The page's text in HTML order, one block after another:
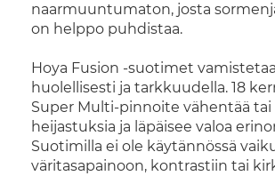
naarmuuntumaton, josta
on helppo puhdistaa.
Hoya Fusion -suotimet
huolellisesti ja tarkkuudella. 18
Super Multi-pinnoite vähentää tai
heijastuksia ja läpäisee valoa
Suotimilla ei ole käytännössä
väritasapainoon, kontrastiin tai